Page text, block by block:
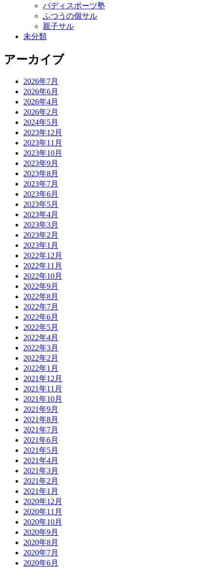
バディスポーツ塾
ふつうの個サル
親子サル
未分類
アーカイブ
2026年7月
2026年6月
2026年4月
2026年2月
2024年5月
2023年12月
2023年11月
2023年10月
2023年9月
2023年8月
2023年7月
2023年6月
2023年5月
2023年4月
2023年3月
2023年2月
2023年1月
2022年12月
2022年11月
2022年10月
2022年9月
2022年8月
2022年7月
2022年6月
2022年5月
2022年4月
2022年3月
2022年2月
2022年1月
2021年12月
2021年11月
2021年10月
2021年9月
2021年8月
2021年7月
2021年6月
2021年5月
2021年4月
2021年3月
2021年2月
2021年1月
2020年12月
2020年11月
2020年10月
2020年9月
2020年8月
2020年7月
2020年6月